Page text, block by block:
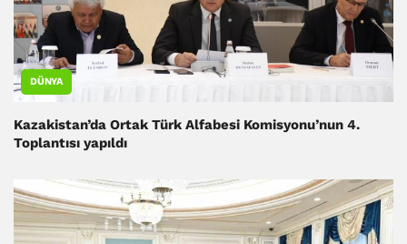
DÜNYA
Kazakistan’da Ortak Türk Alfabesi Komisyonu’nun 4.
Toplantısı yapıldı